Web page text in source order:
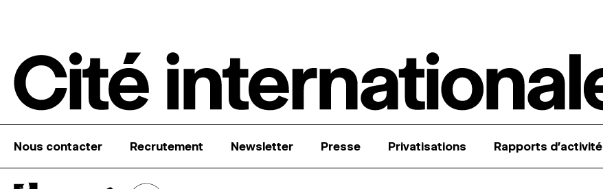
Nous contacter Recrutement Newsletter Presse Privatisations Rapports d’activité